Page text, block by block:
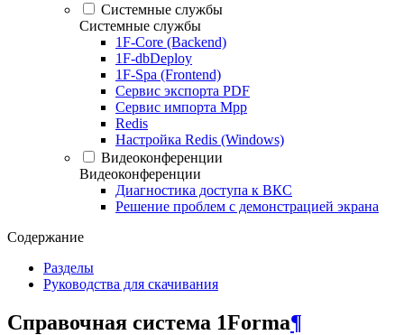
Системные службы
Системные службы
1F-Core (Backend)
1F-dbDeploy
1F-Spa (Frontend)
Сервис экспорта PDF
Сервис импорта Mpp
Redis
Настройка Redis (Windows)
Видеоконференции
Видеоконференции
Диагностика доступа к ВКС
Решение проблем с демонстрацией экрана
Содержание
Разделы
Руководства для скачивания
Справочная система 1Forma¶